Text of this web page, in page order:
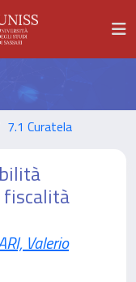
7.1 Curatela
Valerio